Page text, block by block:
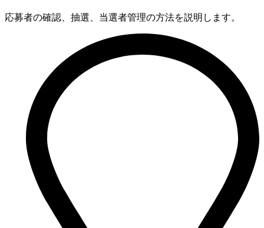
応募者の確認、抽選、当選者管理の方法を説明します。